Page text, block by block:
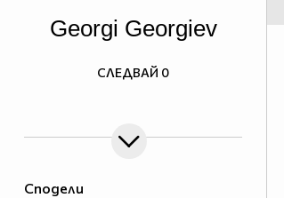
Сподели
Georgi Georgiev
СЛЕДВАЙ 0